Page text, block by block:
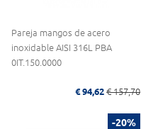
Pareja mangos de acero
inoxidable AISI 316L PBA
0IT.150.0000
€ 94,62 € 157,70
-20%